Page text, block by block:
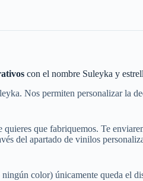
con el nombre Suleyka y
Nos permiten personalizar la
que fabriquemos. Te
del apartado de vinilos
color) únicamente queda el